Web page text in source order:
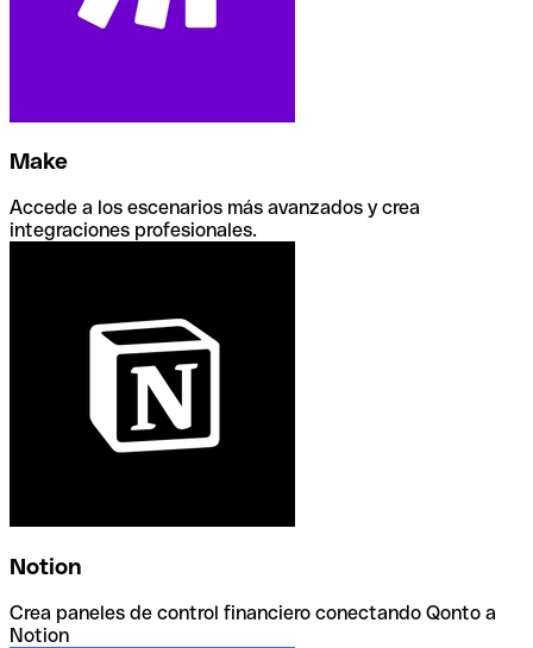
Make
Accede a los escenarios más avanzados y crea
integraciones profesionales.
Notion
Crea paneles de control financiero conectando Qonto a
Notion